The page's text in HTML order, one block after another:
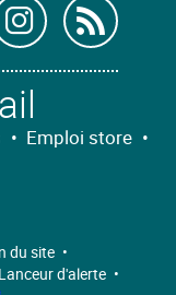
Retrouvez-
nous
Instagram
nos
• Emploi store •
du site •
Lanceur d'alerte •